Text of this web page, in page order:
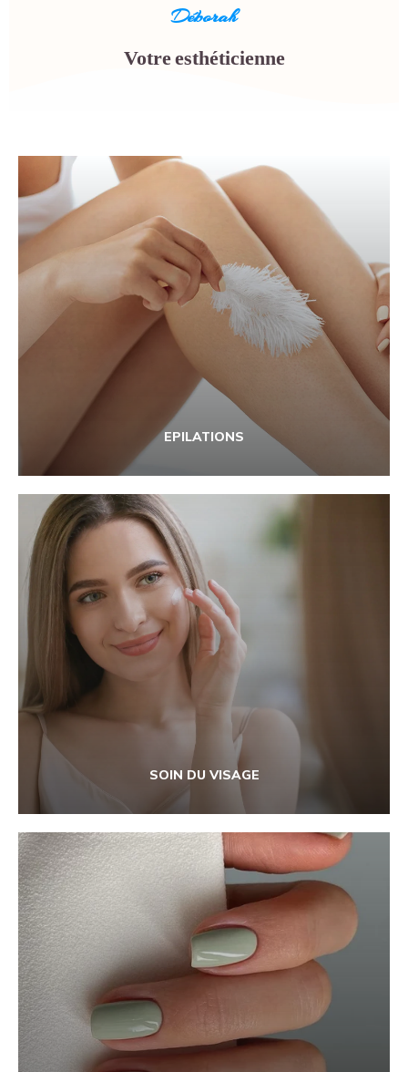
Déborah
Votre esthéticienne
EPILATIONS
SOIN DU VISAGE